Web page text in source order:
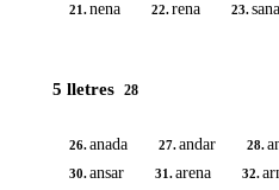
21.nena 22.rena 23.sana
5 lletres 28
26.anada 27.andar 28.
30.ansar 31.arena 32.